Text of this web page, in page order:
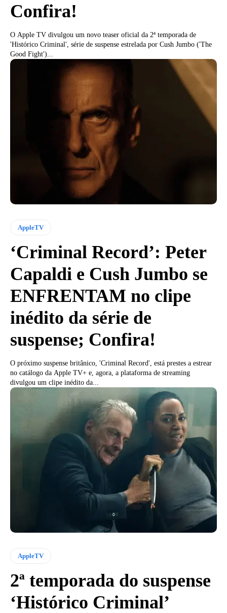
Confira!
O Apple TV divulgou um novo teaser oficial da 2ª temporada de
'Histórico Criminal', série de suspense estrelada por Cush Jumbo ('The
Good Fight')...
AppleTV
‘Criminal Record’: Peter
Capaldi e Cush Jumbo se
ENFRENTAM no clipe
inédito da série de
suspense; Confira!
O próximo suspense britânico, 'Criminal Record', está prestes a estrear
no catálogo da Apple TV+ e, agora, a plataforma de streaming
divulgou um clipe inédito da...
AppleTV
2ª temporada do suspense
‘Histórico Criminal’